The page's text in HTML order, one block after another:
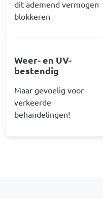
dit ademend vermogen
blokkeren
Weer- en UV-
bestendig
Maar gevoelig voor
verkeerde
behandelingen!